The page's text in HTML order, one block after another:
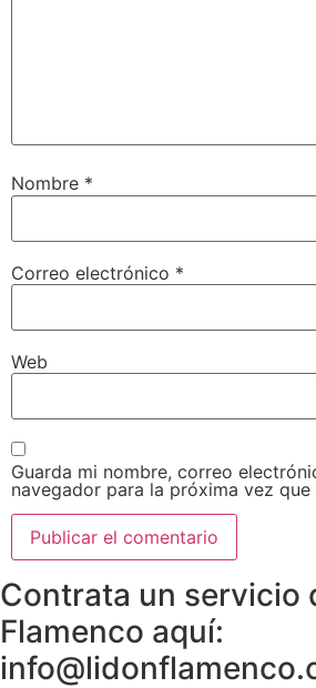
Nombre *
Correo electrónico *
Web
Guarda mi nombre, correo
navegador para la próxima vez que
Contrata un servicio
Flamenco aquí: